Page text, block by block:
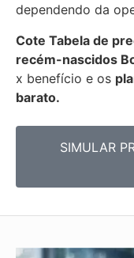
dependendo da
Cote Tabela de
recém-nascidos
x benefício e os
barato.
SIMULAR